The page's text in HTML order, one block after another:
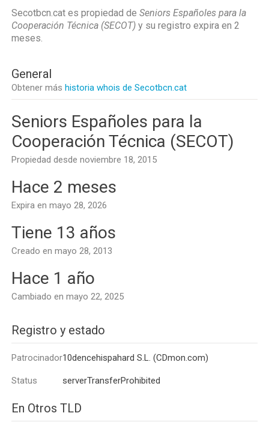
Secotbcn.cat es propiedad de Seniors Españoles para la
Cooperación Técnica (SECOT) y su registro expira en 2
meses.
General
Obtener más historia whois de Secotbcn.cat
Seniors Españoles para la
Cooperación Técnica (SECOT)
Propiedad desde noviembre 18, 2015
Hace 2 meses
Expira en mayo 28, 2026
Tiene 13 años
Creado en mayo 28, 2013
Hace 1 año
Cambiado en mayo 22, 2025
Registro y estado
Patrocinador10dencehispahard S.L. (CDmon.com)
Status serverTransferProhibited
En Otros TLD